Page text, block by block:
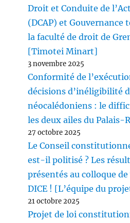
Droit et Conduite de
(DCAP) et Gouvernance
la faculté de droit de
[Timotei Minart]
3 novembre 2025
Conformité de
décisions d’inéligibilité
néocalédoniens : le
les deux ailes du Palais-
27 octobre 2025
Le Conseil
est-il politisé ? Les
présentés au colloque
DICE ! [L’équipe du
21 octobre 2025
Projet de loi